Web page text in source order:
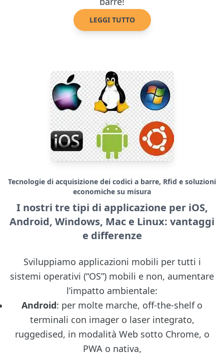
LEGGI TUTTO
Tecnologie di acquisizione dei codici a barre, Rfid e soluzioni
economiche su misura
I nostri tre tipi di applicazione per iOS,
Android, Windows, Mac e Linux: vantaggi
e differenze
Sviluppiamo applicazioni mobili per tutti i
sistemi operativi (“OS”) mobili e non, aumentare
l’impatto ambientale:
Android: per molte marche, off-the-shelf o
terminali con imager o laser integrato,
ruggedised, in modalità Web sotto Chrome, o
PWA o nativa,